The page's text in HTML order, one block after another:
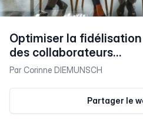
Optimiser la
des collaborateurs…
Par Corinne DIEMUNSCH
Partager le